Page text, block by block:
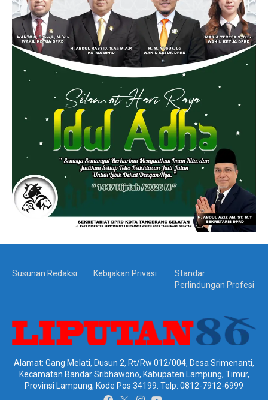
Susunan Redaksi Kebijakan Privasi
Standar
Perlindungan Profesi
Alamat: Gang Melati, Dusun 2, Rt/Rw 012/004, Desa Srimenanti,
Kecamatan Bandar Sribhawono, Kabupaten Lampung, Timur,
Provinsi Lampung, Kode Pos 34199. Telp: 0812-7912-6999